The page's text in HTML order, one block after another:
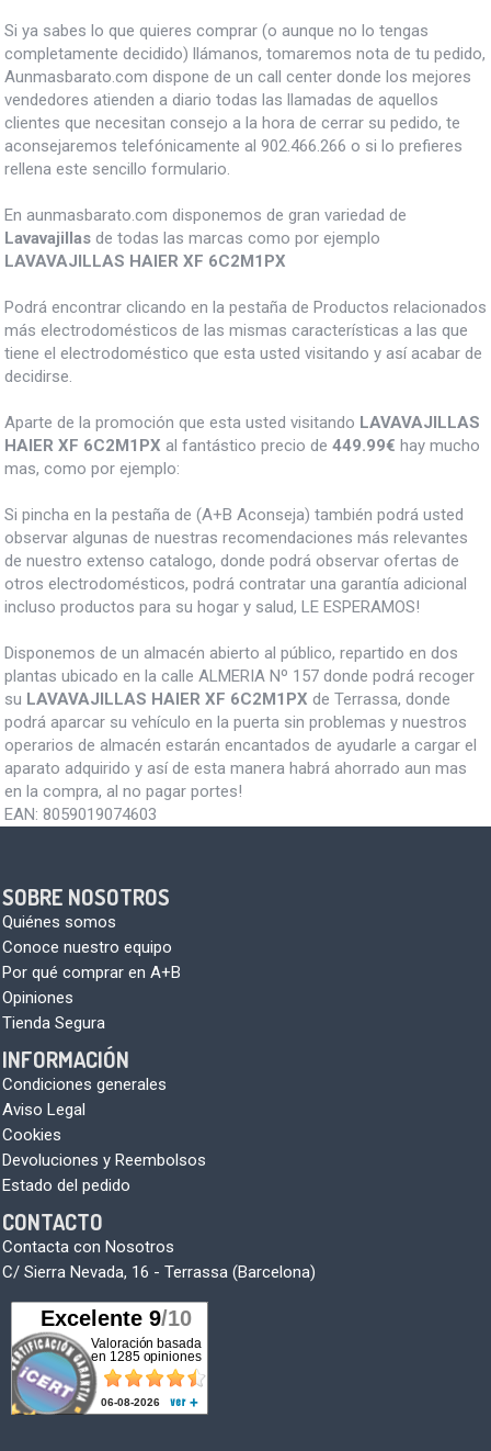
Si ya sabes lo que quieres comprar (o aunque no lo tengas
completamente decidido) llámanos, tomaremos nota de tu pedido,
Aunmasbarato.com dispone de un call center donde los mejores
vendedores atienden a diario todas las llamadas de aquellos
clientes que necesitan consejo a la hora de cerrar su pedido, te
aconsejaremos telefónicamente al 902.466.266 o si lo prefieres
rellena este sencillo formulario.
En aunmasbarato.com disponemos de gran variedad de
Lavavajillas de todas las marcas como por ejemplo
LAVAVAJILLAS HAIER XF 6C2M1PX
Podrá encontrar clicando en la pestaña de Productos relacionados
más electrodomésticos de las mismas características a las que
tiene el electrodoméstico que esta usted visitando y así acabar de
decidirse.
Aparte de la promoción que esta usted visitando LAVAVAJILLAS
HAIER XF 6C2M1PX al fantástico precio de 449.99€ hay mucho
mas, como por ejemplo:
Si pincha en la pestaña de (A+B Aconseja) también podrá usted
observar algunas de nuestras recomendaciones más relevantes
de nuestro extenso catalogo, donde podrá observar ofertas de
otros electrodomésticos, podrá contratar una garantía adicional
incluso productos para su hogar y salud, LE ESPERAMOS!
Disponemos de un almacén abierto al público, repartido en dos
plantas ubicado en la calle ALMERIA Nº 157 donde podrá recoger
su LAVAVAJILLAS HAIER XF 6C2M1PX de Terrassa, donde
podrá aparcar su vehículo en la puerta sin problemas y nuestros
operarios de almacén estarán encantados de ayudarle a cargar el
aparato adquirido y así de esta manera habrá ahorrado aun mas
en la compra, al no pagar portes!
EAN: 8059019074603
SOBRE NOSOTROS
Quiénes somos
Conoce nuestro equipo
Por qué comprar en A+B
Opiniones
Tienda Segura
INFORMACIÓN
Condiciones generales
Aviso Legal
Cookies
Devoluciones y Reembolsos
Estado del pedido
CONTACTO
Contacta con Nosotros
C/ Sierra Nevada, 16 - Terrassa (Barcelona)